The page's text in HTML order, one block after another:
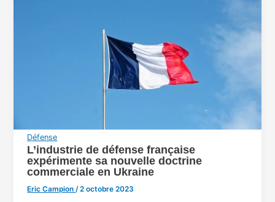
Défense
L’industrie de défense française
expérimente sa nouvelle doctrine
commerciale en Ukraine
Eric Campion/2 octobre 2023